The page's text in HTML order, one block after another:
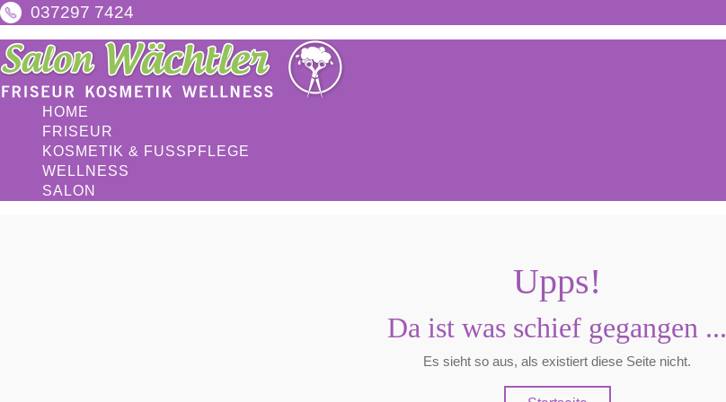
037297 7424
HOME
FRISEUR
KOSMETIK & FUSSPFLEGE
WELLNESS
SALON
Upps!
Da ist was schief gegangen ...
Es sieht so aus, als existiert diese Seite nicht.